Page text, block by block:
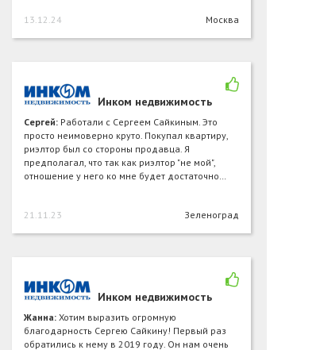
13.12.24 Москва
Инком недвижимость
Сергей: Работали с Сергеем Сайкиным. Это
просто неимоверно круто. Покупал квартиру,
риэлтор был со стороны продавца. Я
предполагал, что так как риэлтор "не мой",
отношение у него ко мне будет достаточно…
21.11.23 Зеленоград
Инком недвижимость
Жанна: Хотим выразить огромную
благодарность Сергею Сайкину! Первый раз
обратились к нему в 2019 году. Он нам очень